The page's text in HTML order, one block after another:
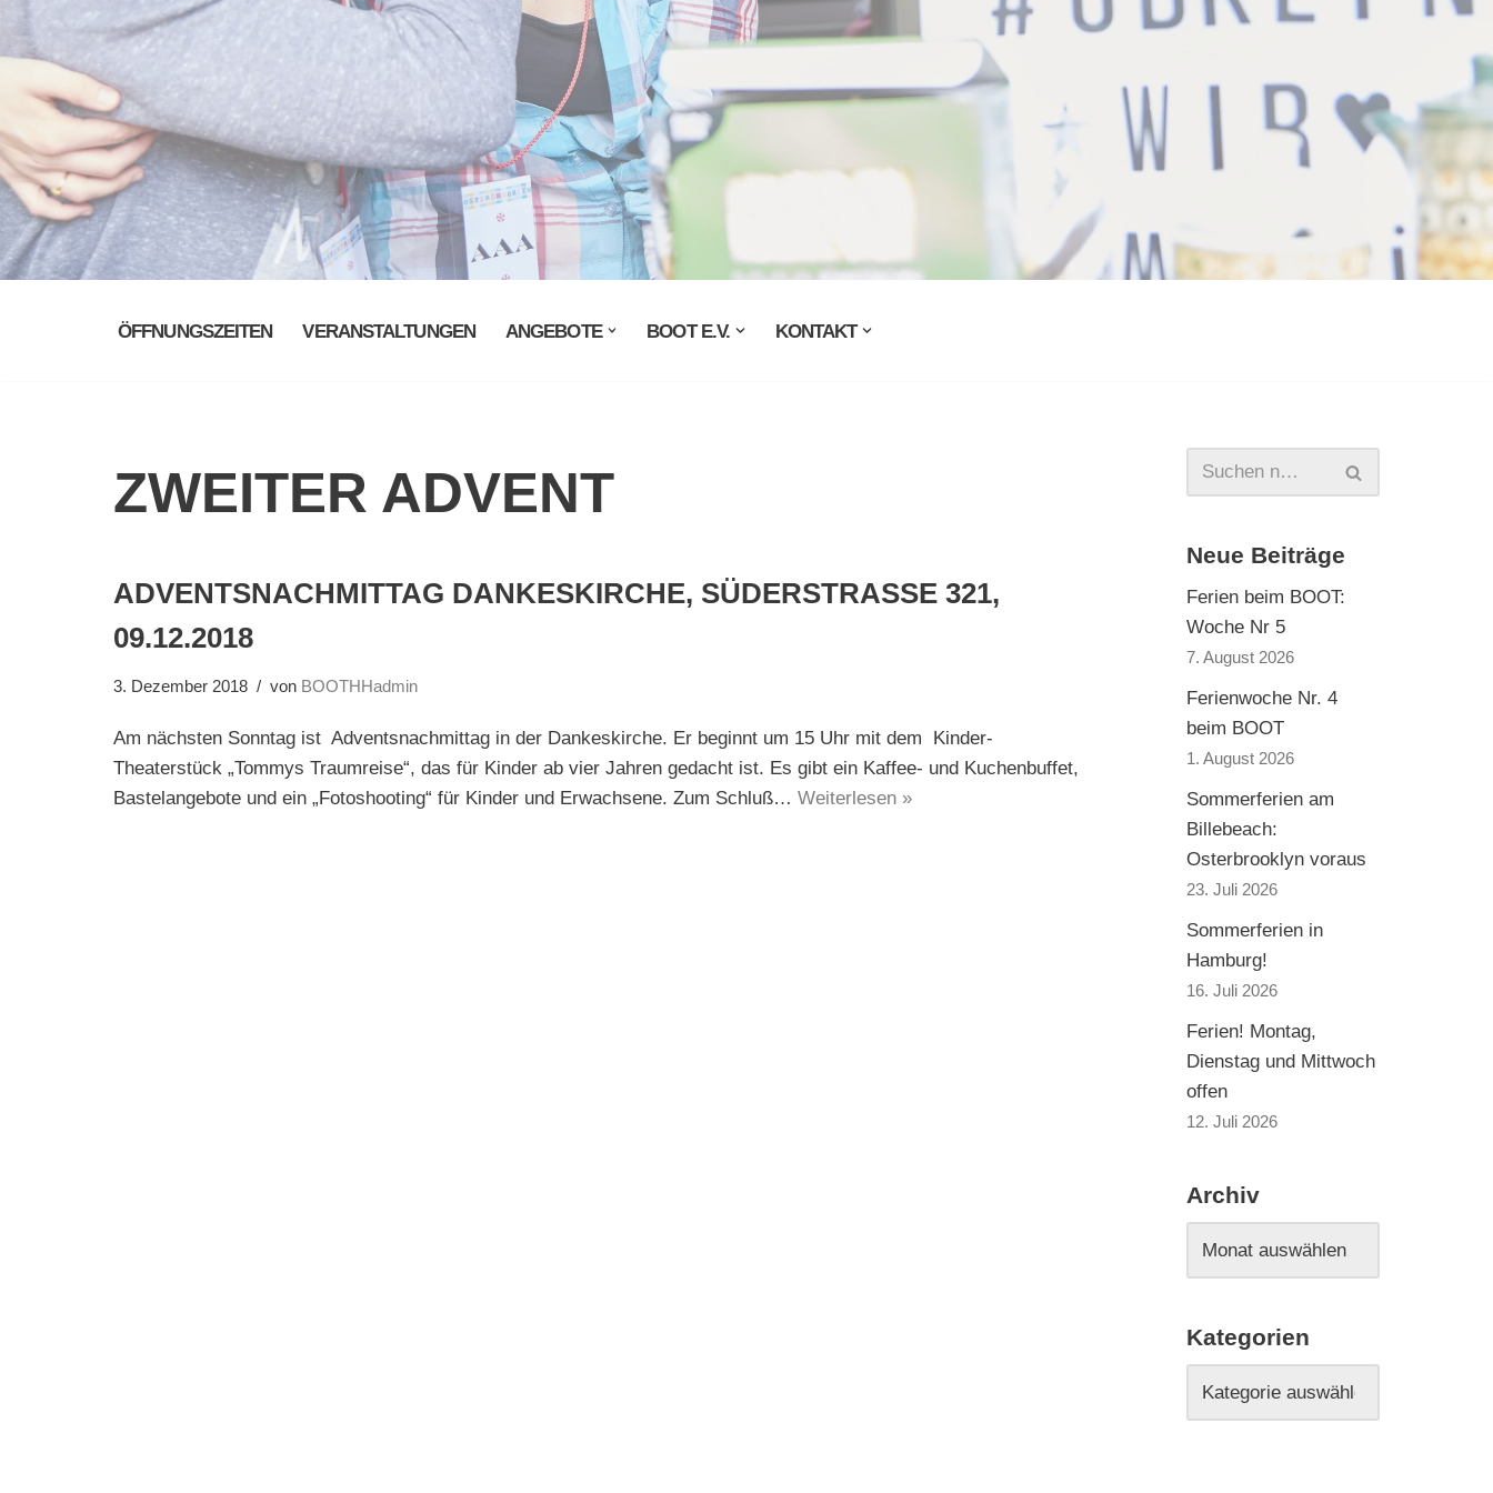
ÖFFNUNGSZEITEN VERANSTALTUNGEN ANGEBOTE BOOT E.V. KONTAKT
ZWEITER ADVENT
ADVENTSNACHMITTAG DANKESKIRCHE, SÜDERSTRASSE 321,
09.12.2018
3. Dezember 2018 von BOOTHHadmin
Am nächsten Sonntag ist Adventsnachmittag in der Dankeskirche. Er beginnt um 15 Uhr mit dem Kinder-
Theaterstück „Tommys Traumreise“, das für Kinder ab vier Jahren gedacht ist. Es gibt ein Kaffee- und Kuchenbuffet,
Bastelangebote und ein „Fotoshooting“ für Kinder und Erwachsene. Zum Schluß… Weiterlesen »
Neue Beiträge
Ferien beim BOOT:
Woche Nr 5
7. August 2026
Ferienwoche Nr. 4
beim BOOT
1. August 2026
Sommerferien am
Billebeach:
Osterbrooklyn voraus
23. Juli 2026
Sommerferien in
Hamburg!
16. Juli 2026
Ferien! Montag,
Dienstag und Mittwoch
offen
12. Juli 2026
Archiv
Kategorien